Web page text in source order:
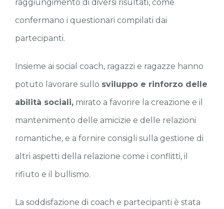
raggiungimento di diversi risultati, come
confermano i questionari compilati dai
partecipanti.
Insieme ai social coach, ragazzi e ragazze hanno
potuto lavorare sullo sviluppo e rinforzo delle
abilità sociali, mirato a favorire la creazione e il
mantenimento delle amicizie e delle relazioni
romantiche, e a fornire consigli sulla gestione di
altri aspetti della relazione come i conflitti, il
rifiuto e il bullismo.
La soddisfazione di coach e partecipanti è stata